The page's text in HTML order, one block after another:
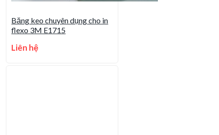
Băng keo chuyên dụng cho in
flexo 3M E1715
Liên hệ